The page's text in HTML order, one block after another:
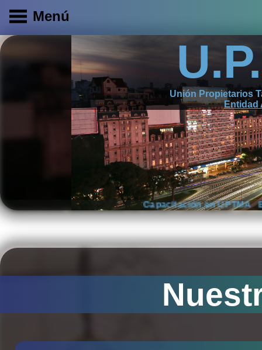
Menú
U.P.T.M.A.
Servicios
Capacitación
Prensa y
Difusión
Unión Propietarios
Entidad
Capacitación en UPTMA Bolsa de Trabajo